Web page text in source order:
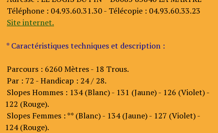
Téléphone : 04.93.60.31.30 - Télécopie : 04.93.60.33.23
Site internet.
* Caractéristiques techniques et description :
Parcours : 6260 Mètres - 18 Trous.
Par : 72 - Handicap : 24 / 28.
Slopes Hommes : 134 (Blanc) - 131 (Jaune) - 126 (Violet) -
122 (Rouge).
Slopes Femmes : ** (Blanc) - 134 (Jaune) - 127 (Violet) -
124 (Rouge).